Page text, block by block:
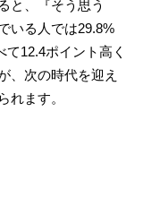
と、『そう思う
いる人では29.8%
12.4ポイント高く
、次の時代を迎え
れます。